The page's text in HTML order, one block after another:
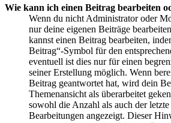
Wie kann ich einen Beitrag bearbeiten
Wenn du nicht Administrator oder
nur deine eigenen Beiträge
kannst einen Beitrag bearbeiten,
Beitrag“-Symbol für den
eventuell ist dies nur für einen
seiner Erstellung möglich. Wenn
Beitrag geantwortet hat, wird dein
Themenansicht als überarbeitet
sowohl die Anzahl als auch der
Bearbeitungen angezeigt. Dieser